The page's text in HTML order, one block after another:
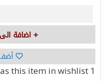
اضافة
1 user
this item in wishlist